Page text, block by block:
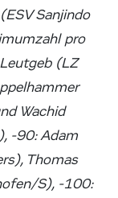
Sanjindo
pro
(LZ
Wachid
-90: Adam
Thomas
S), -100: